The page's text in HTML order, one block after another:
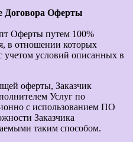
Договора Оферты
Оферты путем 100%
в отношении которых
учетом условий описанных в
оферты, Заказчик
Услуг по
с использованием ПО
Заказчика
таким способом.